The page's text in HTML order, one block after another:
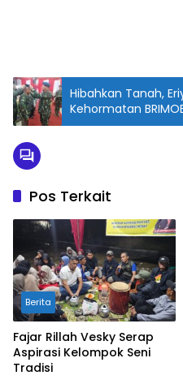
Hibahkan Tanah,
Kehormatan
Pos Terkait
Berita
Fajar Rillah Vesky Serap
Aspirasi Kelompok Seni
Tradisi